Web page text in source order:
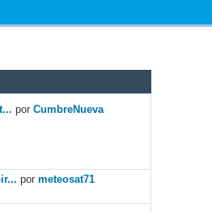
porCumbreNueva
pormeteosat71